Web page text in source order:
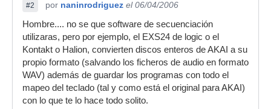
#2 por naninrodriguez el 06/04/2006
Hombre.... no se que software de secuenciación
utilizaras, pero por ejemplo, el EXS24 de logic o el
Kontakt o Halion, convierten discos enteros de AKAI a su
propio formato (salvando los ficheros de audio en formato
WAV) además de guardar los programas con todo el
mapeo del teclado (tal y como está el original para AKAI)
con lo que te lo hace todo solito.